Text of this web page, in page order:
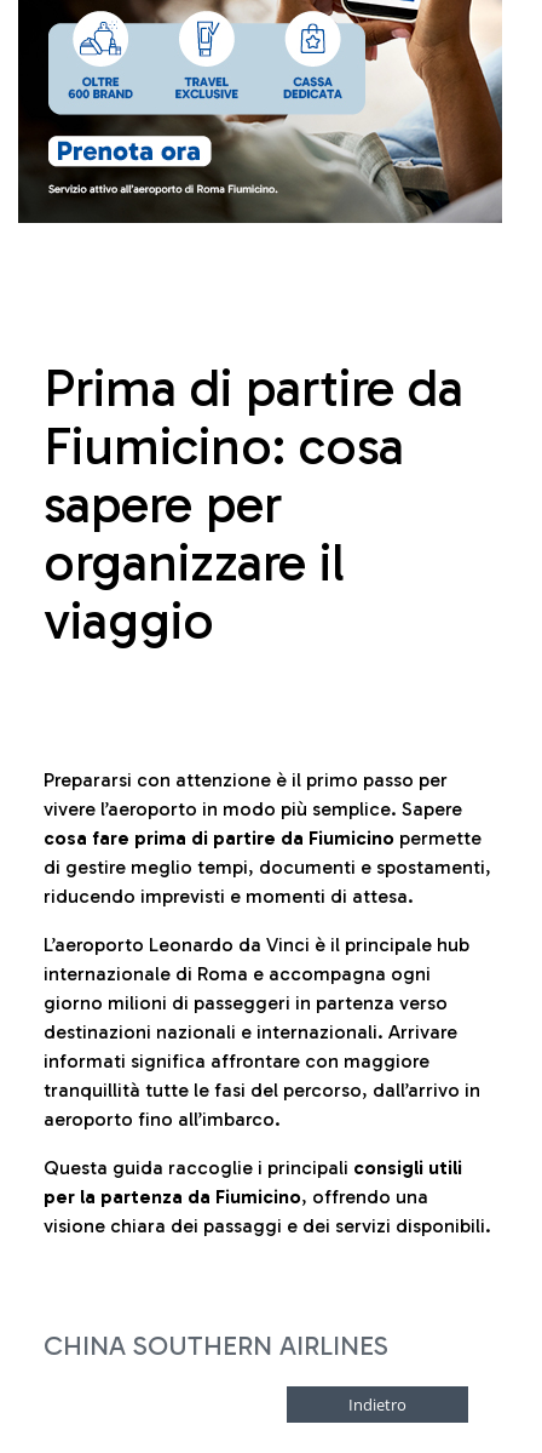
Prima di partire da
Fiumicino: cosa
sapere per
organizzare il
viaggio
Prepararsi con attenzione è il primo passo per
vivere l’aeroporto in modo più semplice. Sapere
cosa fare prima di partire da Fiumicino permette
di gestire meglio tempi, documenti e spostamenti,
riducendo imprevisti e momenti di attesa.
L’aeroporto Leonardo da Vinci è il principale hub
internazionale di Roma e accompagna ogni
giorno milioni di passeggeri in partenza verso
destinazioni nazionali e internazionali. Arrivare
informati significa affrontare con maggiore
tranquillità tutte le fasi del percorso, dall’arrivo in
aeroporto fino all’imbarco.
Questa guida raccoglie i principali consigli utili
per la partenza da Fiumicino, offrendo una
visione chiara dei passaggi e dei servizi disponibili.
CHINA SOUTHERN AIRLINES